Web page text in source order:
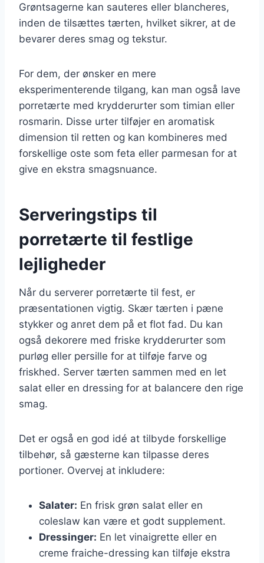
Grøntsagerne kan sauteres eller blancheres,
inden de tilsættes tærten, hvilket sikrer, at de
bevarer deres smag og tekstur.
For dem, der ønsker en mere
eksperimenterende tilgang, kan man også lave
porretærte med krydderurter som timian eller
rosmarin. Disse urter tilføjer en aromatisk
dimension til retten og kan kombineres med
forskellige oste som feta eller parmesan for at
give en ekstra smagsnuance.
Serveringstips til
porretærte til festlige
lejligheder
Når du serverer porretærte til fest, er
præsentationen vigtig. Skær tærten i pæne
stykker og anret dem på et flot fad. Du kan
også dekorere med friske krydderurter som
purløg eller persille for at tilføje farve og
friskhed. Server tærten sammen med en let
salat eller en dressing for at balancere den rige
smag.
Det er også en god idé at tilbyde forskellige
tilbehør, så gæsterne kan tilpasse deres
portioner. Overvej at inkludere:
Salater: En frisk grøn salat eller en
coleslaw kan være et godt supplement.
Dressinger: En let vinaigrette eller en
creme fraiche-dressing kan tilføje ekstra